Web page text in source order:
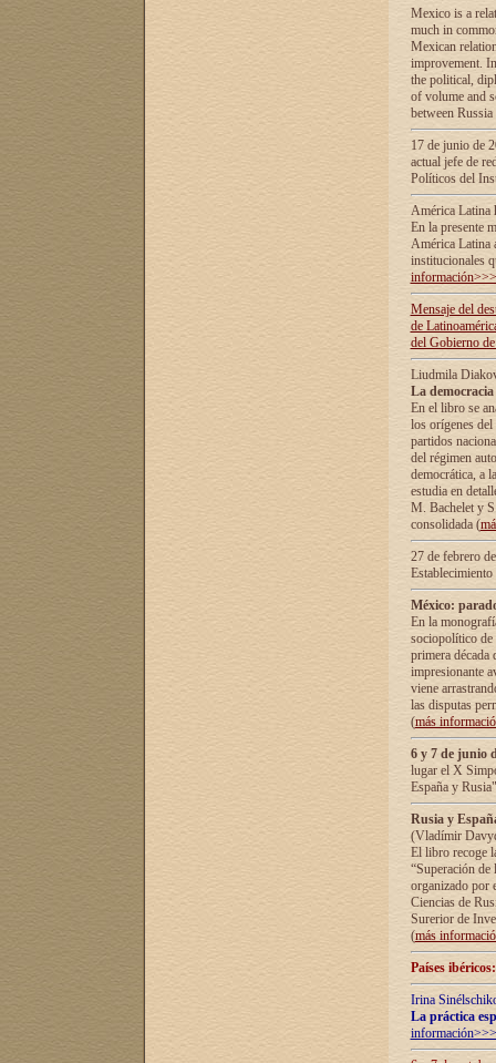
Mexico is a
much in
Mexican
improvement.
the political,
of volume and
between
17 de junio de
actual jefe de
Políticos del
América Latina
En la presente
América Latina
institucionales
información>>>
Mensaje del
de
del Gobierno
Liudmila
La
En el libro se
los orígenes
partidos
del régimen
democrática, а
estudia en
М. Bachelet у
consolidada (
27 de febrero
México:
En la
sociopolítico de
primera década
impresionante
viene
las disputas
(más
6 y 7 de junio
lugar el X
España y
Rusia y
(Vladímir
El libro recoge
“Superación
organizado por
Ciencias de
Surerior de
(más
Países
Irina
La práctica
información>>>